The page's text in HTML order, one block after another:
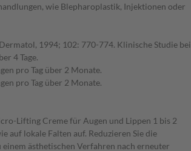
wie Blepharoplastik, Injektionen oder
1994; 102: 770-774. Klinische Studie bei
4 Tage.
pro Tag über 2 Monate.
pro Tag über 2 Monate.
Lifting Creme für Augen und Lippen 1 bis 2
auf lokale Falten auf. Reduzieren Sie die
ästhetischen Verfahren nach erneuter